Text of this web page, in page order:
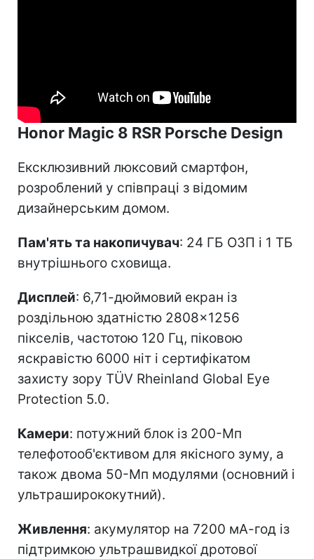
Honor Magic 8 RSR Porsche Design
Ексклюзивний люксовий смартфон,
розроблений у співпраці з відомим
дизайнерським домом.
Пам'ять та накопичувач: 24 ГБ ОЗП і 1 ТБ
внутрішнього сховища.
Дисплей: 6,71-дюймовий екран із
роздільною здатністю 2808×1256
пікселів, частотою 120 Гц, піковою
яскравістю 6000 ніт і сертифікатом
захисту зору TÜV Rheinland Global Eye
Protection 5.0.
Камери: потужний блок із 200-Мп
телефотооб'єктивом для якісного зуму, а
також двома 50-Мп модулями (основний і
ультраширококутний).
Живлення: акумулятор на 7200 мА-год із
підтримкою ультрашвидкої дротової